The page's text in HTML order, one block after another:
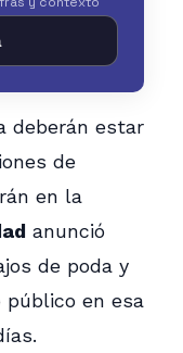
deberán estar
de
en la
anunció
de poda y
en esa